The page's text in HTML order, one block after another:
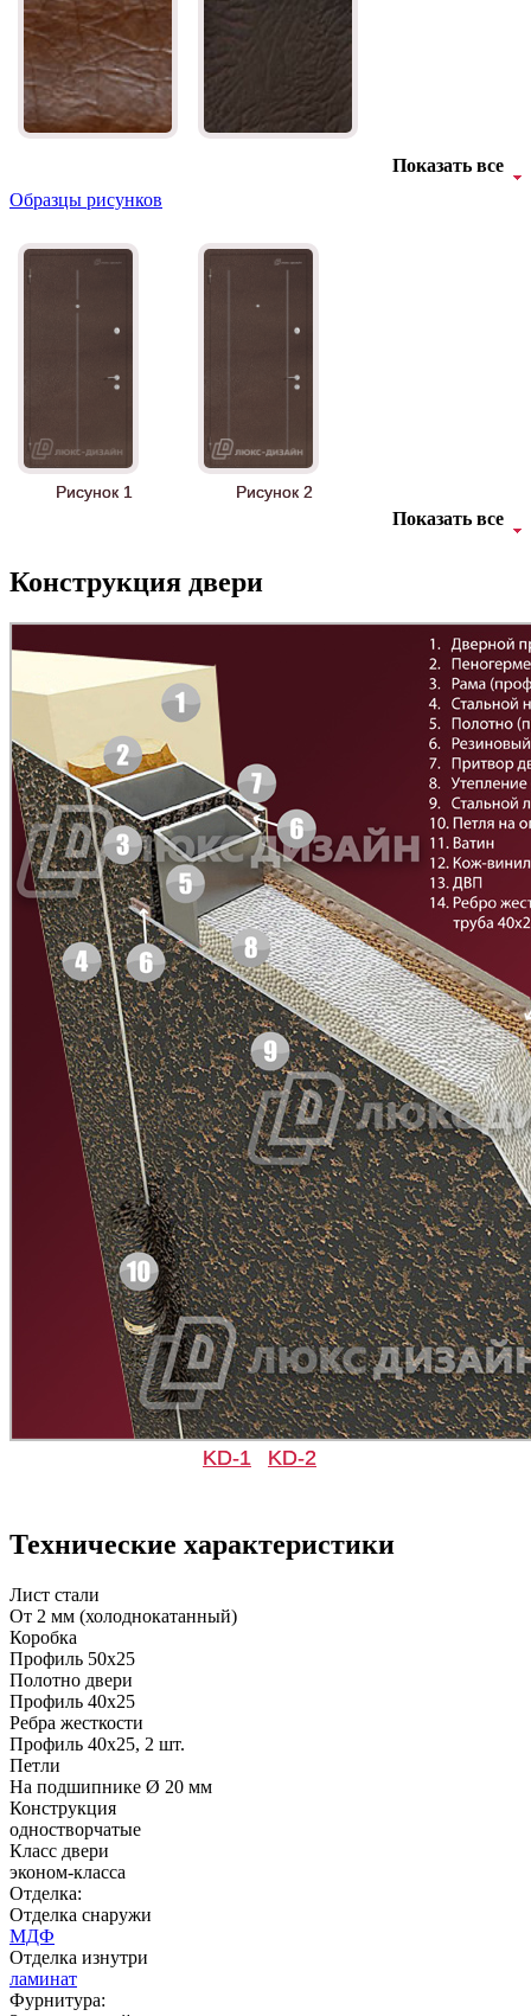
Показать все
Образцы рисунков
Рисунок 1 Рисунок 2
Рисунок 3
Рисунок 5 Рисунок 6
Рисунок 7 Рисунок 8
Рисунок 9 Рисунок 10
Рисунок 11
Показать все
Конструкция двери
KD-1 KD-2
Технические характеристики
Лист стали
От 2 мм (холоднокатанный)
Коробка
Профиль 50х25
Полотно двери
Профиль 40х25
Ребра жесткости
Профиль 40х25, 2 шт.
Петли
На подшипнике Ø 20 мм
Конструкция
одностворчатые
Класс двери
эконом-класса
Отделка:
Отделка снаружи
МДФ
Отделка изнутри
ламинат
Фурнитура: